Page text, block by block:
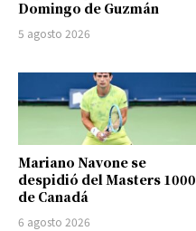
Domingo de Guzmán
5 agosto 2026
Mariano Navone se
despidió del Masters 1000
de Canadá
6 agosto 2026